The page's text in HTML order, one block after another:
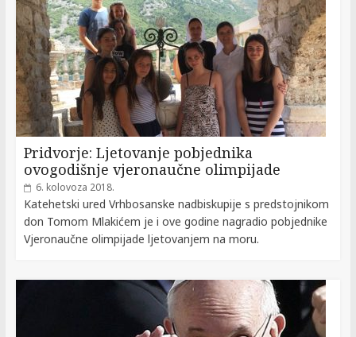
Pridvorje: Ljetovanje pobjednika
ovogodišnje vjeronaučne olimpijade
6. kolovoza 2018.
Katehetski ured Vrhbosanske nadbiskupije s predstojnikom
don Tomom Mlakićem je i ove godine nagradio pobjednike
Vjeronaučne olimpijade ljetovanjem na moru.